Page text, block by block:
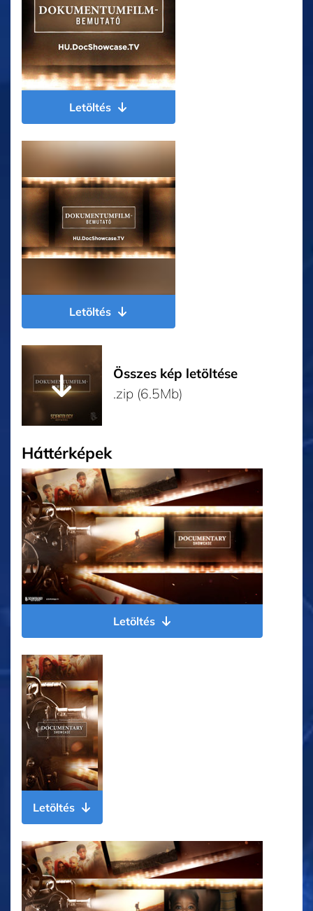
Letöltés
Letöltés
Összes kép letöltése
.zip (6.5Mb)
Háttérképek
Letöltés
Letöltés